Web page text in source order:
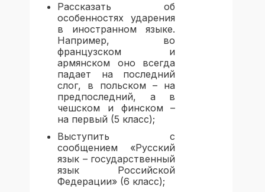
Рассказать об
особенностях ударения
в иностранном языке.
Например, во
французском и
армянском оно всегда
падает на последний
слог, в польском – на
предпоследний, а в
чешском и финском –
на первый (5 класс);
Выступить с
сообщением «Русский
язык – государственный
язык Российской
Федерации» (6 класс);